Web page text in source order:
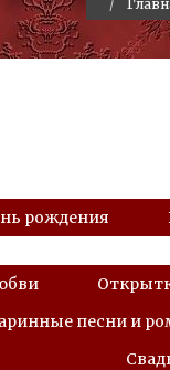
рождения
песни и